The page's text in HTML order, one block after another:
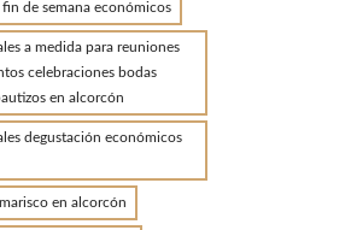
de semana económicos
a medida para reuniones
celebraciones bodas
en alcorcón
degustación económicos
en alcorcón